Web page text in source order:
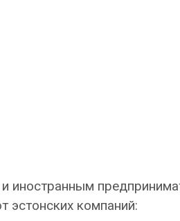
иностранным
эстонских компаний: